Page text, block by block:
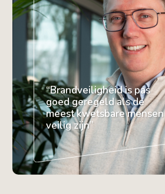
“Brandveiligheid is pas
goed geregeld als de
meest kwetsbare mensen
veilig zijn”